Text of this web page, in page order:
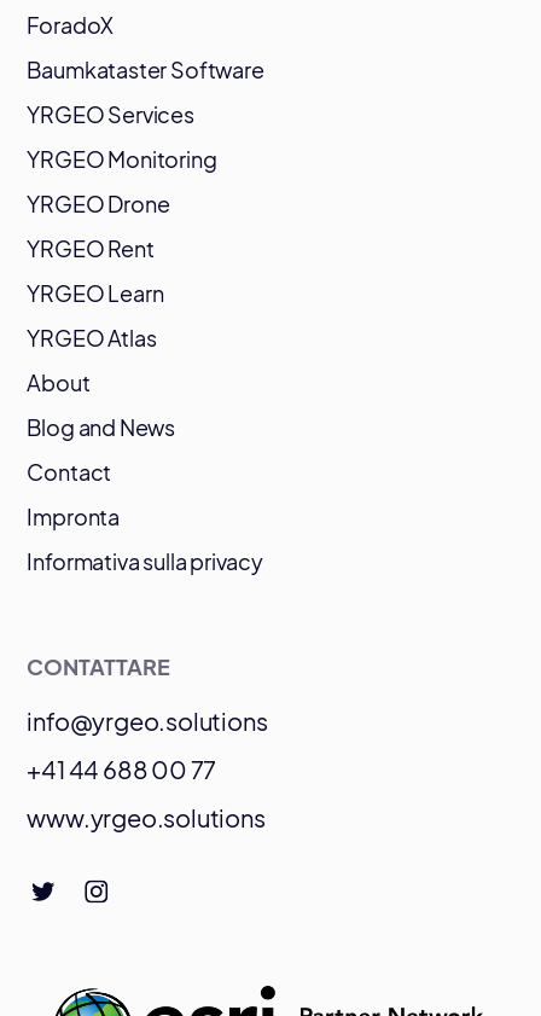
ForadoX
Baumkataster Software
YRGEO Services
YRGEO Monitoring
YRGEO Drone
YRGEO Rent
YRGEO Learn
YRGEO Atlas
About
Blog and News
Contact
Impronta
Informativa sulla privacy
CONTATTARE
info@yrgeo.solutions
+41 44 688 00 77
www.yrgeo.solutions